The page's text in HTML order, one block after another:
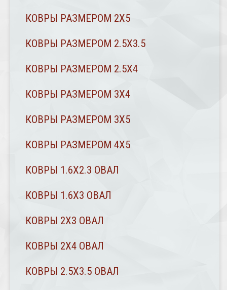
КОВРЫ РАЗМЕРОМ 2Х5
КОВРЫ РАЗМЕРОМ 2.5Х3.5
КОВРЫ РАЗМЕРОМ 2.5Х4
КОВРЫ РАЗМЕРОМ 3Х4
КОВРЫ РАЗМЕРОМ 3Х5
КОВРЫ РАЗМЕРОМ 4Х5
КОВРЫ 1.6Х2.3 ОВАЛ
КОВРЫ 1.6Х3 ОВАЛ
КОВРЫ 2X3 ОВАЛ
КОВРЫ 2Х4 ОВАЛ
КОВРЫ 2.5Х3.5 ОВАЛ